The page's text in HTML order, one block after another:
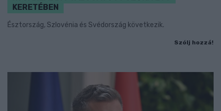
KERETÉBEN
Észtország, Szlovénia és Svédország következik.
Szólj hozzá!